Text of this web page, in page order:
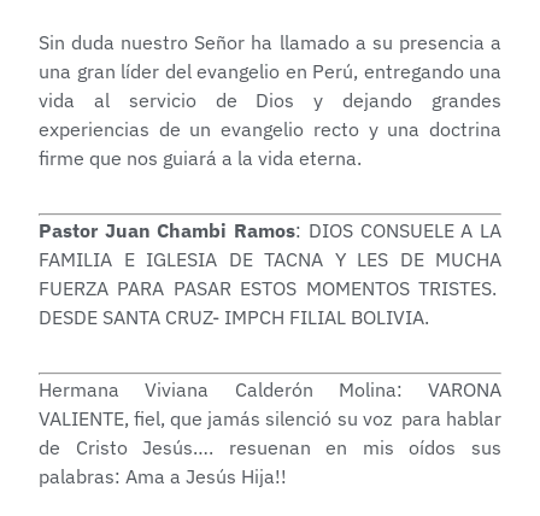
Sin duda nuestro Señor ha llamado a su presencia a
una gran líder del evangelio en Perú, entregando una
vida al servicio de Dios y dejando grandes
experiencias de un evangelio recto y una doctrina
firme que nos guiará a la vida eterna.
Pastor Juan Chambi Ramos: DIOS CONSUELE A LA
FAMILIA E IGLESIA DE TACNA Y LES DE MUCHA
FUERZA PARA PASAR ESTOS MOMENTOS TRISTES.
DESDE SANTA CRUZ- IMPCH FILIAL BOLIVIA.
Hermana Viviana Calderón Molina: VARONA
VALIENTE, fiel, que jamás silenció su voz para hablar
de Cristo Jesús…. resuenan en mis oídos sus
palabras: Ama a Jesús Hija!!